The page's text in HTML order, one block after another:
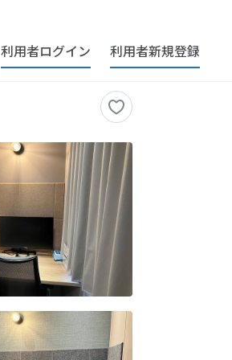
利用者ログイン 利用者新規登録